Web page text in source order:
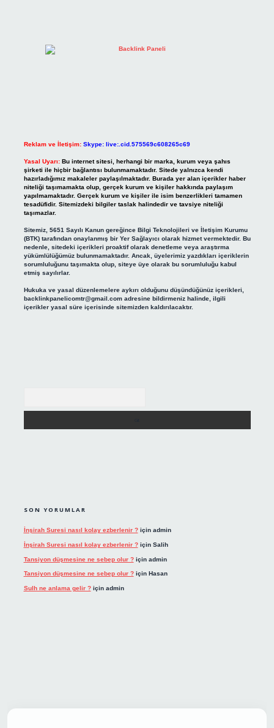
Reklam ve İletişim: Skype: live:.cid.575569c608265c69
Yasal Uyarı: Bu internet sitesi, herhangi bir marka, kurum veya şahıs
şirketi ile hiçbir bağlantısı bulunmamaktadır. Sitede yalnızca kendi
hazırladığımız makaleler paylaşılmaktadır. Burada yer alan içerikler haber
niteliği taşımamakta olup, gerçek kurum ve kişiler hakkında paylaşım
yapılmamaktadır. Gerçek kurum ve kişiler ile isim benzerlikleri tamamen
tesadüfidir. Sitemizdeki bilgiler taslak halindedir ve tavsiye niteliği
taşımazlar.
Sitemiz, 5651 Sayılı Kanun gereğince Bilgi Teknolojileri ve İletişim Kurumu
(BTK) tarafından onaylanmış bir Yer Sağlayıcı olarak hizmet vermektedir. Bu
nedenle, sitedeki içerikleri proaktif olarak denetleme veya araştırma
yükümlülüğümüz bulunmamaktadır. Ancak, üyelerimiz yazdıkları içeriklerin
sorumluluğunu taşımakta olup, siteye üye olarak bu sorumluluğu kabul
etmiş sayılırlar.
Hukuka ve yasal düzenlemelere aykırı olduğunu düşündüğünüz içerikleri,
backlinkpanelicomtr@gmail.comadresine bildirmeniz halinde, ilgili
içerikler yasal süre içerisinde sitemizden kaldırılacaktır.
SON YORUMLAR
İnşirah Suresi nasıl kolay ezberlenir ?için admin
İnşirah Suresi nasıl kolay ezberlenir ?için Salih
Tansiyon düşmesine ne sebep olur ?için admin
Tansiyon düşmesine ne sebep olur ?için Hasan
Sulh ne anlama gelir ?için admin